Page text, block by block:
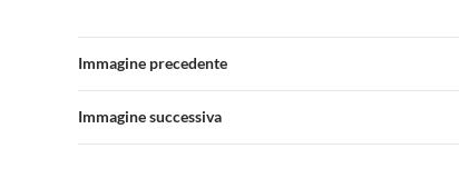
Immagine precedente
Immagine successiva